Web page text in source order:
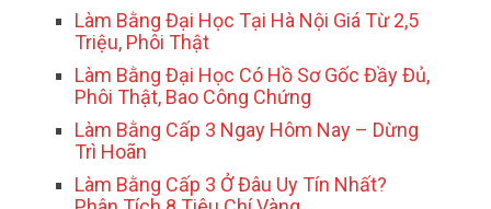
Làm Bằng Đại Học Tại Hà Nội Giá Từ 2,5
Triệu, Phôi Thật
Làm Bằng Đại Học Có Hồ Sơ Gốc Đầy Đủ,
Phôi Thật, Bao Công Chứng
Làm Bằng Cấp 3 Ngay Hôm Nay – Dừng
Trì Hoãn
Làm Bằng Cấp 3 Ở Đâu Uy Tín Nhất?